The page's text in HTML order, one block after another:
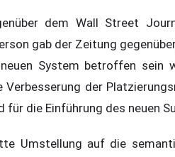
dem Wall Street
gab der Zeitung
System betroffen sein
der
die Einführung des neuen
Umstellung auf die